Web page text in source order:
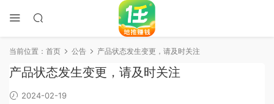
当前位置： 首页 公告 产品状态发生变更，请及时关注
产品状态发生变更，请及时关注
2024-02-19